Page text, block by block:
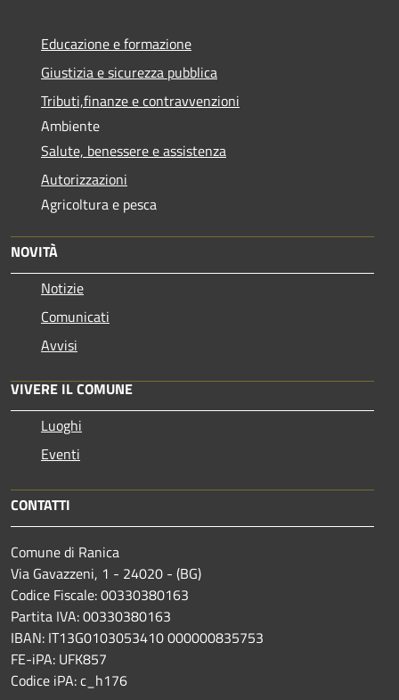
Educazione e formazione
Giustizia e sicurezza pubblica
Tributi,finanze e contravvenzioni
Ambiente
Salute, benessere e assistenza
Autorizzazioni
Agricoltura e pesca
NOVITÀ
Notizie
Comunicati
Avvisi
VIVERE IL COMUNE
Luoghi
Eventi
CONTATTI
Comune di Ranica
Via Gavazzeni, 1 - 24020 - (BG)
Codice Fiscale: 00330380163
Partita IVA: 00330380163
IBAN: IT13G0103053410 000000835753
FE-iPA: UFK857
Codice iPA: c_h176